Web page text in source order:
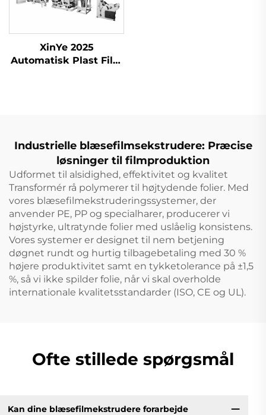
XinYe 2025
Automatisk Plast Film
Industrielle blæsefilmsekstrudere: Præcise
løsninger til filmproduktion
Udformet til alsidighed, effektivitet og kvalitet
Transformér rå polymerer til højtydende folier. Med
vores blæsefilmekstruderingssystemer, der
anvender PE, PP og specialharer, producerer vi
højstyrke, ultratynde folier med uslåelig konsistens.
Vores systemer er designet til nem betjening
døgnet rundt og hurtig tilbagebetaling med 30 %
højere produktivitet samt en tykketolerance på ±1,5
%, så vi ikke spilder folie, når vi skal overholde
internationale kvalitetsstandarder (ISO, CE og UL).
Ofte stillede spørgsmål
Kan dine blæsefilmekstrudere forarbejde